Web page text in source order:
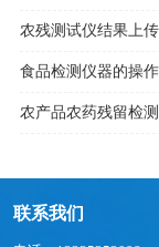
农残测试仪结果上
食品检测仪器的操
农产品农药残留检
联系我们